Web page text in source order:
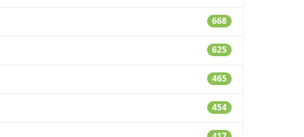
668
625
465
454